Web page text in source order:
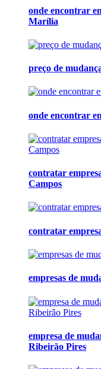
onde encontrar
Marília
preço de
onde encontrar
contratar
Campos
contratar
empresas de
empresa de
Ribeirão Pires